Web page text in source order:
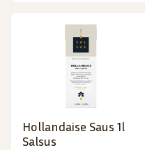
Hollandaise Saus 1l
Salsus